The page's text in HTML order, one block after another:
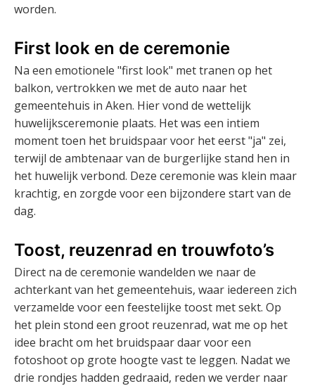
worden.
First look en de ceremonie
Na een emotionele "first look" met tranen op het
balkon, vertrokken we met de auto naar het
gemeentehuis in Aken. Hier vond de wettelijk
huwelijksceremonie plaats. Het was een intiem
moment toen het bruidspaar voor het eerst "ja" zei,
terwijl de ambtenaar van de burgerlijke stand hen in
het huwelijk verbond. Deze ceremonie was klein maar
krachtig, en zorgde voor een bijzondere start van de
dag.
Toost, reuzenrad en trouwfoto’s
Direct na de ceremonie wandelden we naar de
achterkant van het gemeentehuis, waar iedereen zich
verzamelde voor een feestelijke toost met sekt. Op
het plein stond een groot reuzenrad, wat me op het
idee bracht om het bruidspaar daar voor een
fotoshoot op grote hoogte vast te leggen. Nadat we
drie rondjes hadden gedraaid, reden we verder naar